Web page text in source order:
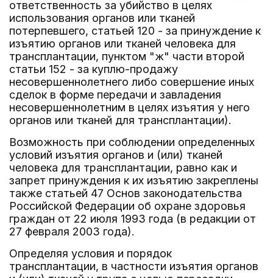
ответственность за убийство в целях
использования органов или тканей
потерпевшего, статьей 120 - за принуждение к
изъятию органов или тканей человека для
трансплантации, пунктом "ж" части второй
статьи 152 - за куплю-продажу
несовершеннолетнего либо совершение иных
сделок в форме передачи и завладения
несовершеннолетним в целях изъятия у него
органов или тканей для трансплантации).
Возможность при соблюдении определенных
условий изъятия органов и (или) тканей
человека для трансплантации, равно как и
запрет принуждения к их изъятию закреплены
также статьей 47 Основ законодательства
Российской Федерации об охране здоровья
граждан от 22 июля 1993 года (в редакции от
27 февраля 2003 года).
Определяя условия и порядок
трансплантации, в частности изъятия органов